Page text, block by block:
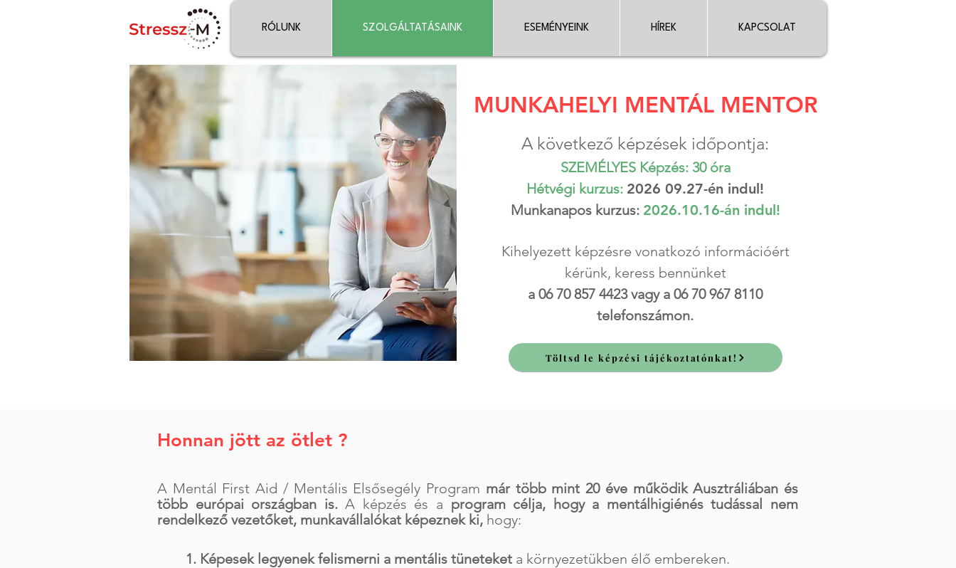
RÓLUNK SZOLGÁLTATÁSAINK ESEMÉNYEINK HÍREK KAPCSOLAT
MUNKAHELYI MENTÁL MENTOR
A következő képzések időpontja:
SZEMÉLYES Képzés: 30 óra
Hétvégi kurzus: 2026 09.27-én indul!
Munkanapos kurzus: 2026.10.16-án indul!
Kihelyezett képzésre vonatkozó információért
kérünk, keress bennünket
a 06 70 857 4423 vagy a 06 70 967 8110
telefonszámon.
Töltsd le képzési tájékoztatónkat!
Honnan jött az ötlet ?
A Mentál First Aid / Mentális Elsősegély Program már több mint 20 éve működik Ausztráliában és
több európai országban is.A képzés és a program célja, hogy a mentálhigiénés tudással nem
rendelkező vezetőket, munkavállalókat képeznek ki, hogy:
1. Képesek legyenek felismerni a mentális tüneteket a környezetükben élő embereken.